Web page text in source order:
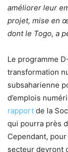
améliorer leur
projet, mise en
dont le Togo, a
Le programme
transformation
subsaharienne
d’emplois
rapport de la
qui pourra près
Cependant,
secteur devront